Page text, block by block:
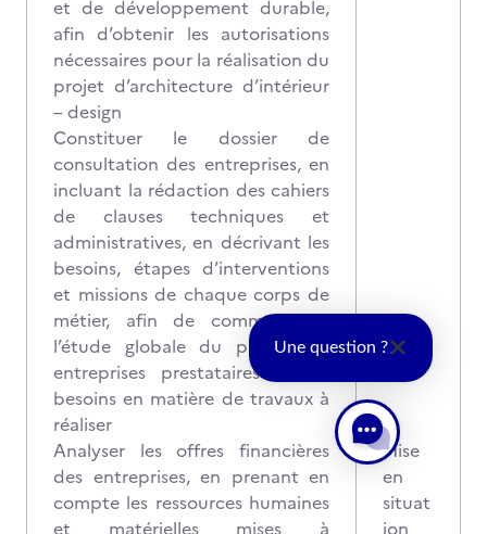
et de développement durable,
afin d’obtenir les autorisations
nécessaires pour la réalisation du
projet d’architecture d’intérieur
– design
Constituer le dossier de
consultation des entreprises, en
incluant la rédaction des cahiers
de clauses techniques et
administratives, en décrivant les
besoins, étapes d’interventions
et missions de chaque corps de
métier, afin de communiquer
l’étude globale du projet aux
entreprises prestataires et les
besoins en matière de travaux à
réaliser
Analyser les offres financières
des entreprises, en prenant en
compte les ressources humaines
et matérielles mises à
Mise
en
situat
ion
Une question ?